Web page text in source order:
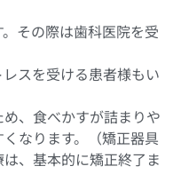
その際は歯科医院を受
スを受ける患者様もい
、食べかすが詰まりや
なります。（矯正器具
、基本的に矯正終了ま